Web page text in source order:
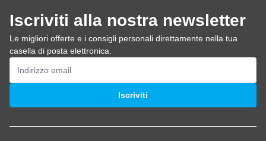
Iscriviti alla nostra newsletter
Le migliori offerte e i consigli personali direttamente nella tua
casella di posta elettronica.
Indirizzo email
Iscriviti